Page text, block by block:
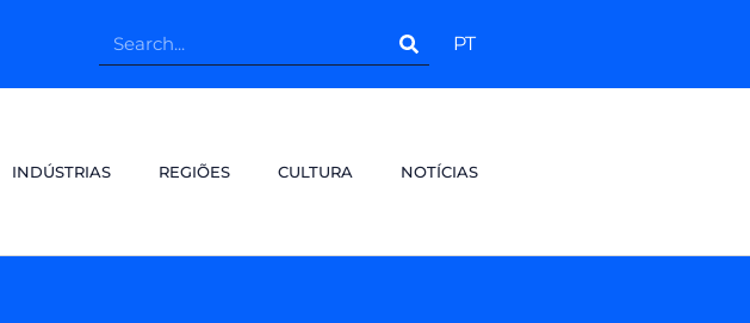
PT
INDÚSTRIAS REGIÕES CULTURA NOTÍCIAS